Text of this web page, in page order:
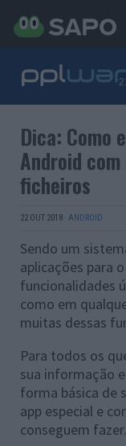
Dica: Como
Android
ficheiros
22 OUT 2018 · ANDROID
Sendo um
aplicações para
funcionalidades
como em
muitas dessas
Para todos os
sua informação
forma básica de
app especial e
conseguem fazer.